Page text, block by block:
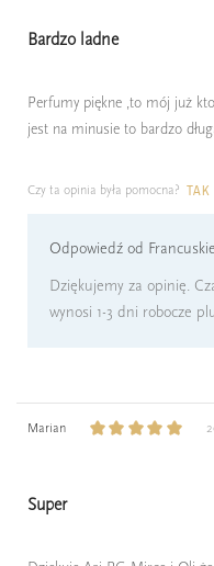
Bardzo ladne
Perfumy piękne ,to mój już
jest na minusie to bardzo
Czy ta opinia była pomocna? TAK
Odpowiedź od
Dziękujemy za opinię.
wynosi 1-3 dni robocze
Marian
Super